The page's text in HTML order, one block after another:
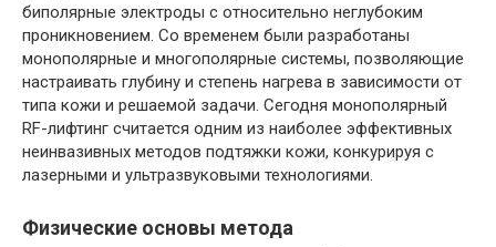
биполярные электроды с относительно неглубоким
проникновением. Со временем были разработаны
монополярные и многополярные системы, позволяющие
настраивать глубину и степень нагрева в зависимости от
типа кожи и решаемой задачи. Сегодня монополярный
RF-лифтинг считается одним из наиболее эффективных
неинвазивных методов подтяжки кожи, конкурируя с
лазерными и ультразвуковыми технологиями.
Физические основы метода